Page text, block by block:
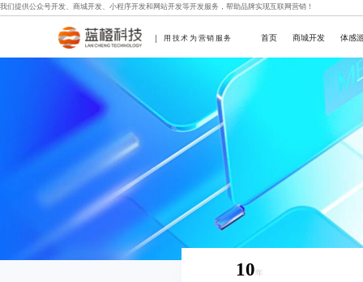
我们提供公众号开发、 商城开发、 小程序开发和 网站开发等开发服务，帮助品牌实现互联网营销！
用技术为营销服务 首页 商城开发 体感
10年